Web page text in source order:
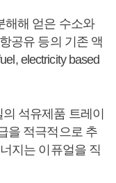
해해 얻은 수소와
공유 등의 기존 액
electricity based
석유제품 트레이
을 적극적으로 추
지는 이퓨얼을 직